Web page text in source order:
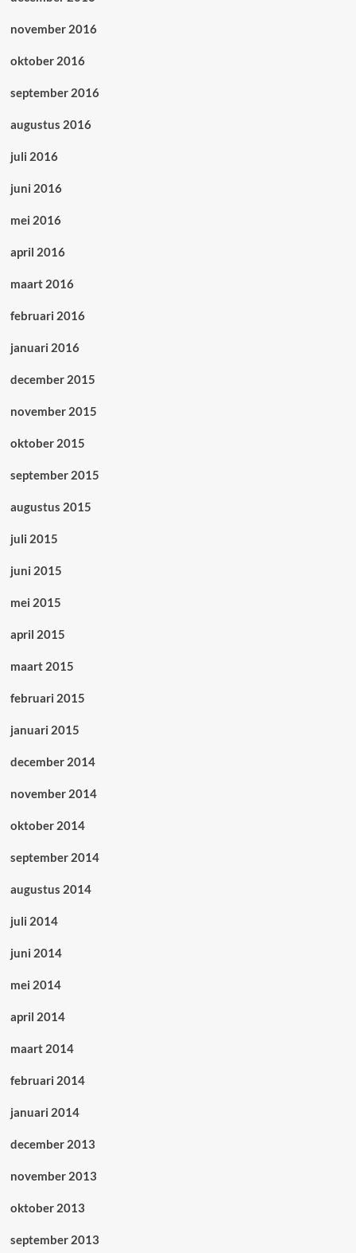
november 2016
oktober 2016
september 2016
augustus 2016
juli 2016
juni 2016
mei 2016
april 2016
maart 2016
februari 2016
januari 2016
december 2015
november 2015
oktober 2015
september 2015
augustus 2015
juli 2015
juni 2015
mei 2015
april 2015
maart 2015
februari 2015
januari 2015
december 2014
november 2014
oktober 2014
september 2014
augustus 2014
juli 2014
juni 2014
mei 2014
april 2014
maart 2014
februari 2014
januari 2014
december 2013
november 2013
oktober 2013
september 2013